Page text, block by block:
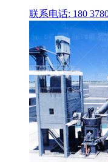
联系电话: 180